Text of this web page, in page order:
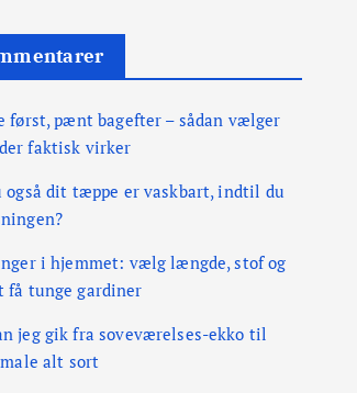
først, pænt bagefter – sådan vælger
faktisk virker
også dit tæppe er vaskbart, indtil du
i hjemmet: vælg længde, stof og
få tunge gardiner
jeg gik fra soveværelses-ekko til
alt sort